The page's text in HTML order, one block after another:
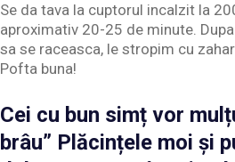
Se da tava la cuptorul incalzit la
aproximativ 20-25 de minute.
sa se raceasca, le stropim cu
Pofta buna!
Cei cu bun simț vor
brâu” Plăcințele moi și